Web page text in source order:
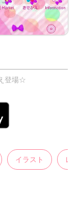
登場☆
イラスト レ